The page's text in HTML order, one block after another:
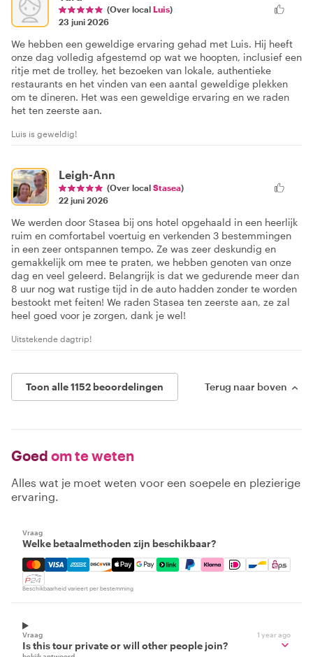
(Over local Luis)
23 juni 2026
We hebben een geweldige ervaring gehad met Luis. Hij heeft
onze dag volledig afgestemd op wat we hoopten, inclusief een
ritje met de trolley, het bezoeken van lokale, authentieke
restaurants en het vinden van een aantal geweldige plekken
om te dineren. Het was een geweldige ervaring en we raden
het ten zeerste aan.
Luis is geweldig!
Leigh-Ann
(Over local Stasea)
22 juni 2026
We werden door Stasea bij ons hotel opgehaald in een heerlijk
ruim en comfortabel voertuig en verkenden 3 bestemmingen
in een zeer ontspannen tempo. Ze was zeer deskundig en
gemakkelijk om mee te praten, we hebben genoten van onze
dag en veel geleerd. Belangrijk is dat we gedurende meer dan
8 uur nog wat rustige tijd in de auto hadden zonder te worden
bestookt met feiten! We raden Stasea ten zeerste aan, ze zal
heel goed voor je zorgen, dank je wel!
Uitstekende dagtrip!
Toon alle 1152 beoordelingen Terug naar boven
Goed om te weten
Alles wat je moet weten voor een soepele en plezierige
ervaring.
Vraag
Welke betaalmethoden zijn beschikbaar?
Mastercard, Visa, Amex, Discover, Apple Pay, Google
Beschikbaarheid varieert per bestemming
Vraag 1 year ago
Is this tour private or will other people join?